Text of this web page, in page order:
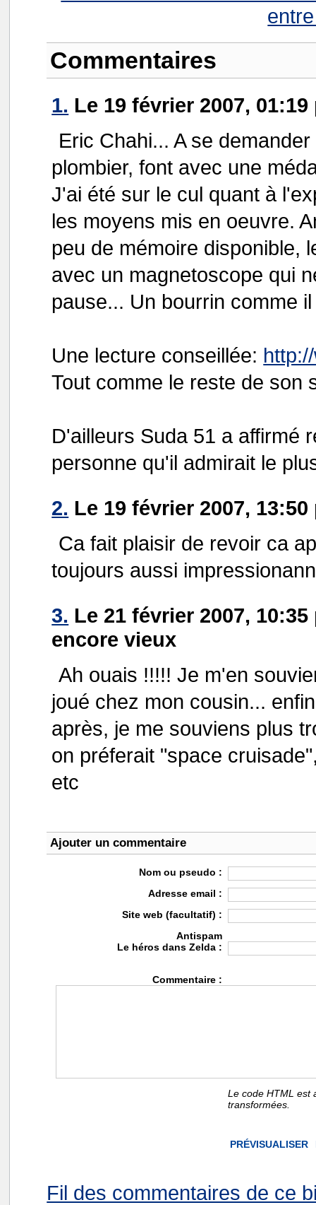
Commentaires
1. Le 19 février 2007,
Eric Chahi... A se
plombier, font avec une
J'ai été sur le cul quant à
les moyens mis en oeuvre.
peu de mémoire disponible,
avec un magnetoscope qui
pause... Un bourrin comme
Une lecture conseillée:
Tout comme le reste de son
D'ailleurs Suda 51 a affirmé
personne qu'il admirait le
2. Le 19 février 2007,
Ca fait plaisir de revoir ca
toujours aussi
3. Le 21 février 2007,
encore vieux
Ah ouais !!!!! Je m'en
joué chez mon cousin...
après, je me souviens plus
on préferait "space
etc
Ajouter un commentaire
Nom ou pseudo :
Adresse email :
Site web (facultatif) :
Antispam
Le héros dans Zelda :
Commentaire :
Le code HTML est
transformées.
Fil des commentaires de ce